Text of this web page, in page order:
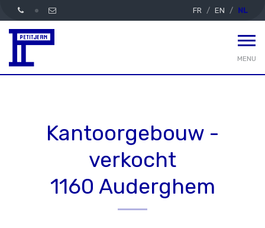
FR EN NL
MENU
Kantoorgebouw -
verkocht
1160 Auderghem